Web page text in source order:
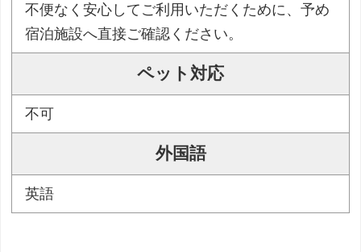
不便なく安心してご利用いただくために、予め
宿泊施設へ直接ご確認ください。
ペット対応
不可
外国語
英語